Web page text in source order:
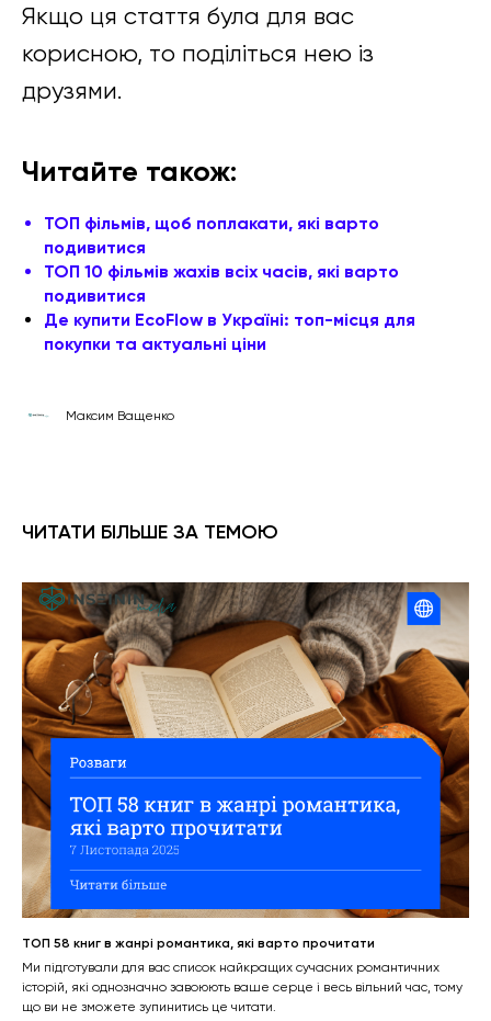
Якщо ця стаття була для вас
корисною, то поділіться нею із
друзями.
Читайте також:
ТОП фільмів, щоб поплакати, які варто
подивитися
ТОП 10 фільмів жахів всіх часів, які варто
подивитися
Де купити EcoFlow в Україні: топ-місця для
покупки та актуальні ціни
Максим Ващенко
ЧИТАТИ БІЛЬШЕ ЗА ТЕМОЮ
ТОП 58 книг в жанрі романтика, які варто прочитати
Ми підготували для вас список найкращих сучасних романтичних
історій, які однозначно завоюють ваше серце і весь вільний час, тому
що ви не зможете зупинитись це читати.